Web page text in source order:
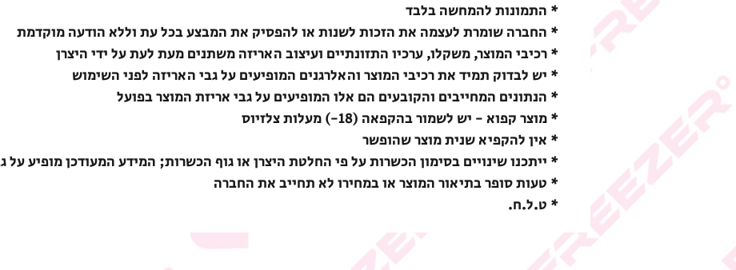
* התמונות להמחשה בלבד
* החברה שומרת לעצמה את הזכות לשנות או להפסיק את המבצע בכל עת וללא הודעה מוקדמת
* רכיבי המוצר, משקלו, ערכיו התזונתיים ועיצוב האריזה משתנים מעת לעת על ידי היצרן
* יש לבדוק תמיד את רכיבי המוצר והאלרגנים המופיעים על גבי האריזה לפני השימוש
* הנתונים המחייבים והקובעים הם אלו המופיעים על גבי אריזת המוצר בפועל
* מוצר קפוא - יש לשמור בהקפאה (18-) מעלות צלזיוס
* אין להקפיא שנית מוצר שהופשר
* ייתכנו שינויים בסימון הכשרות על פי החלטת היצרן או גוף הכשרות; המידע המעודכן מופיע על
* טעות סופר בתיאור המוצר או במחירו לא תחייב את החברה
* ט.ל.ח.